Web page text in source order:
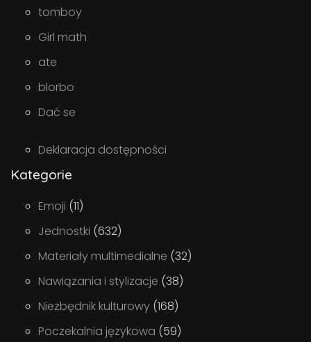
tomboy
Girl math
ate
blorbo
Dać se
Deklaracja dostępności
Kategorie
Emoji (11)
Jednostki (632)
Materiały multimedialne (32)
Nawiązania i stylizacje (38)
Niezbędnik kulturowy (168)
Poczekalnia językowa (59)